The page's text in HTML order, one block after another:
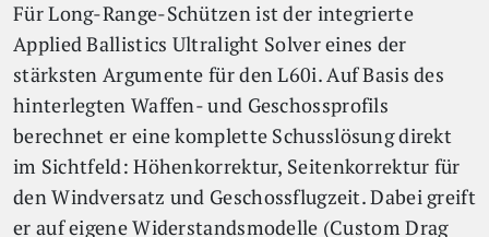
Für Long-Range-Schützen ist der integrierte
Applied Ballistics Ultralight Solver eines der
stärksten Argumente für den L60i. Auf Basis des
hinterlegten Waffen- und Geschossprofils
berechnet er eine komplette Schusslösung direkt
im Sichtfeld: Höhenkorrektur, Seitenkorrektur für
den Windversatz und Geschossflugzeit. Dabei greift
er auf eigene Widerstandsmodelle (Custom Drag